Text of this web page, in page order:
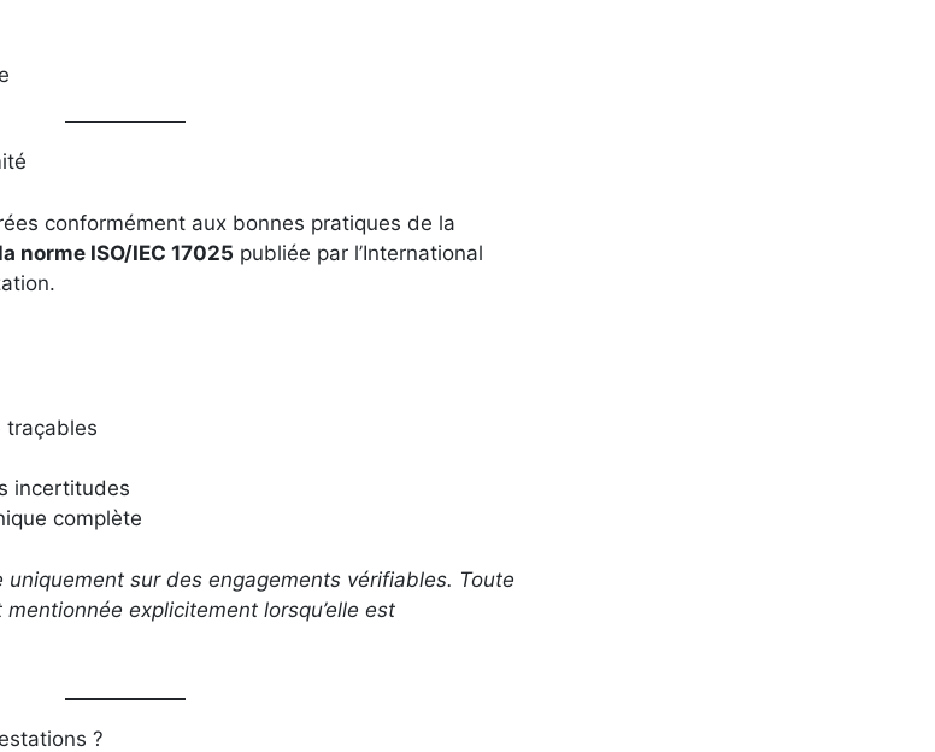
conformément aux bonnes pratiques de la
norme ISO/IEC 17025 publiée par l’International
traçables
incertitudes
complète
uniquement sur des engagements vérifiables. Toute
explicitement lorsqu’elle est
?